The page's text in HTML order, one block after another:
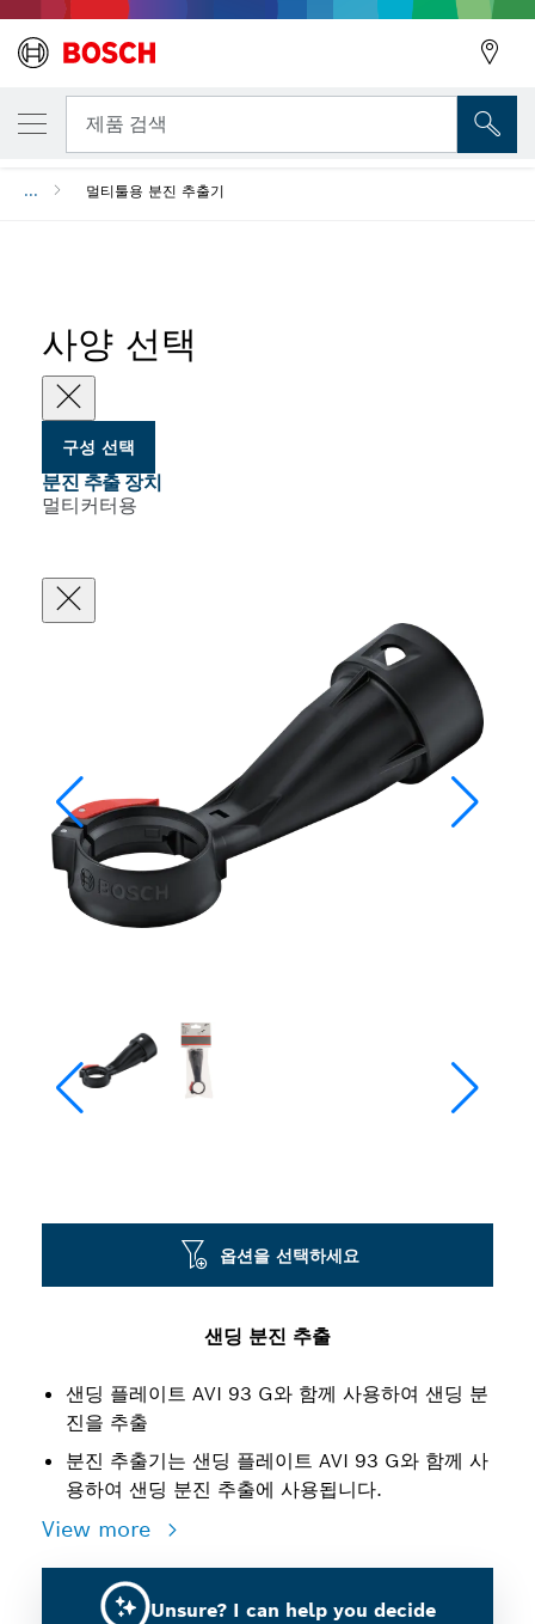
제품 검색
... 멀티툴용 분진 추출기
사양 선택
구성 선택
분진 추출 장치
멀티커터용
샌딩 분진 추출
샌딩 플레이트 AVI 93 G와 함께 사용하여 샌딩 분
진을 추출
분진 추출기는 샌딩 플레이트 AVI 93 G와 함께 사
용하여 샌딩 분진 추출에 사용됩니다.
View more
Unsure? I can help you decide
옵션을 선택하세요
선택한 변형
분진 추출 장치